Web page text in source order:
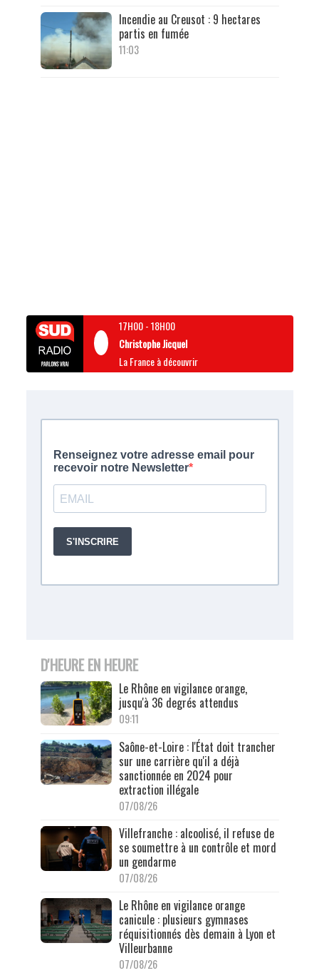
Incendie au Creusot : 9 hectares
partis en fumée
11:03
17H00-18H00
Christophe Jicquel
La France à découvrir
D'HEURE EN HEURE
Le Rhône en vigilance orange,
jusqu'à 36 degrés attendus
09:11
Saône-et-Loire : l'État doit trancher
sur une carrière qu'il a déjà
sanctionnée en 2024 pour
extraction illégale
07/08/26
Villefranche : alcoolisé, il refuse de
se soumettre à un contrôle et mord
un gendarme
07/08/26
Le Rhône en vigilance orange
canicule : plusieurs gymnases
réquisitionnés dès demain à Lyon et
Villeurbanne
07/08/26